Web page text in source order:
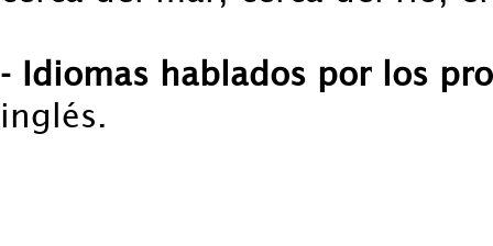
- Idiomas hablados por los
inglés.